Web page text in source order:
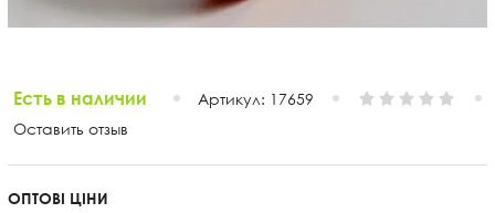
Есть в наличии Артикул: 17659
Оставить отзыв
ОПТОВІ ЦІНИ